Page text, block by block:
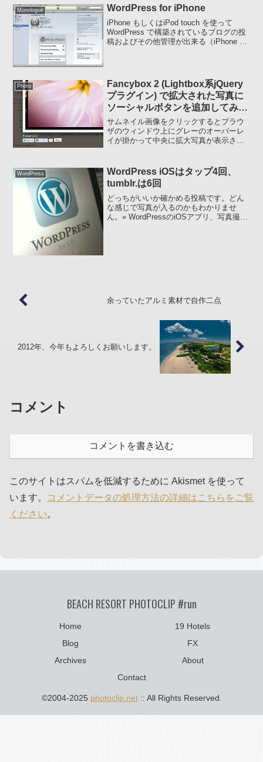
「Sampression L...
Monologue WordPress for iPhone
iPhone もしくはiPod touch を使って
WordPress で構築されているブログの投
稿およびその他管理が出来る（iPhone で
Photo
Fancybox 2 (Lightbox系jQuery
プラグイン) で拡大された写真に
ソーシャルボタンを追加してみま
した
サムネイル画像をクリックするとブラウ
ザのウィンドウ上にグレーのオーバーレ
イが掛かって中央に拡大写真が表示され
うでとても重宝しています。Lightbox (こ
れ...
WordPress
WordPress iOSはタップ4回、
tumblr.は6回
どっちがいいか確かめる投稿です。どん
な感じで写真が入るのかもわかりませ
ん。» WordPressのiOSアプリ、写真撮影
余っていたアルミ素材で自作二点
2012年、今年もよろしくお願いします。
コメント
コメントを書き込む
このサイトはスパムを低減するために Akismet を使って
います。
コメントデータの処理方法の詳細はこちらをご覧
ください。
BEACH RESORT PHOTOCLIP #run
Home
19 Hotels
Blog
FX
Archives
About
Contact
©2004-2025 photoclip.net:: All Rights Reserved.